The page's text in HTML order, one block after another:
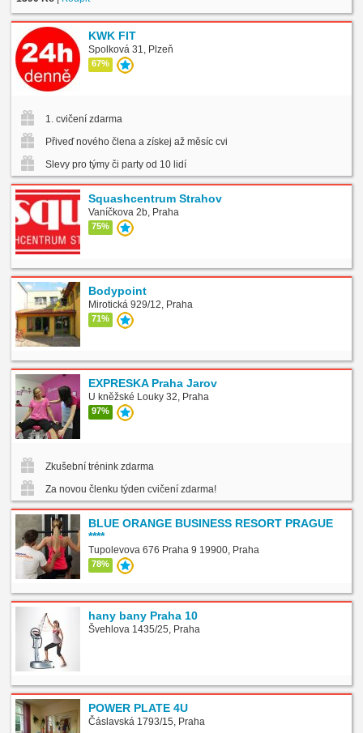
KWK FIT
Spolková 31, Plzeň
67%
1. cvičení zdarma
Přiveď nového člena a získej až měsíc cvičení zdarma
Slevy pro týmy či party od 10 lidí
Squashcentrum Strahov
Vaníčkova 2b, Praha
75%
Bodypoint
Mirotická 929/12, Praha
71%
EXPRESKA Praha Jarov
U kněžské Louky 32, Praha
97%
Zkušební trénink zdarma
Za novou členku týden cvičení zdarma!
BLUE ORANGE BUSINESS RESORT PRAGUE
****
Tupolevova 676 Praha 9 19900, Praha
78%
hany bany Praha 10
Švehlova 1435/25, Praha
POWER PLATE 4U
Čáslavská 1793/15, Praha